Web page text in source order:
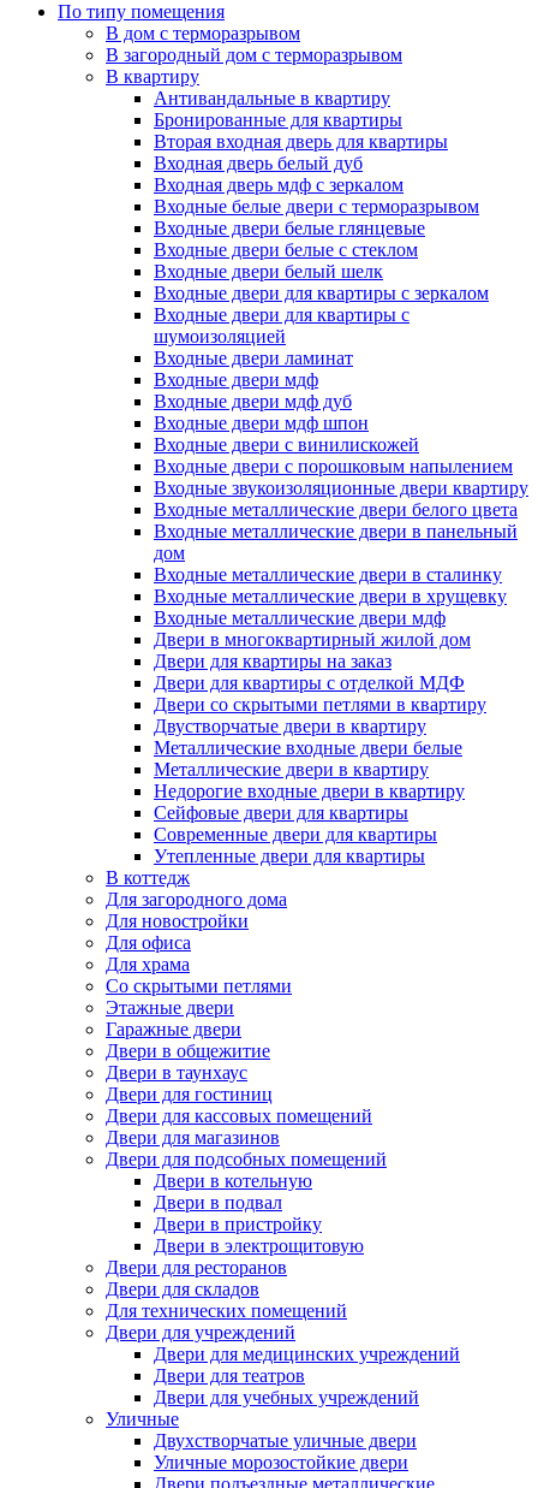
По типу помещения
В дом с терморазрывом
В загородный дом с терморазрывом
В квартиру
Антивандальные в квартиру
Бронированные для квартиры
Вторая входная дверь для квартиры
Входная дверь белый дуб
Входная дверь мдф с зеркалом
Входные белые двери с терморазрывом
Входные двери белые глянцевые
Входные двери белые с стеклом
Входные двери белый шелк
Входные двери для квартиры с зеркалом
Входные двери для квартиры с
шумоизоляцией
Входные двери ламинат
Входные двери мдф
Входные двери мдф дуб
Входные двери мдф шпон
Входные двери с винилискожей
Входные двери с порошковым напылением
Входные звукоизоляционные двери квартиру
Входные металлические двери белого цвета
Входные металлические двери в панельный
дом
Входные металлические двери в сталинку
Входные металлические двери в хрущевку
Входные металлические двери мдф
Двери в многоквартирный жилой дом
Двери для квартиры на заказ
Двери для квартиры с отделкой МДФ
Двери со скрытыми петлями в квартиру
Двустворчатые двери в квартиру
Металлические входные двери белые
Металлические двери в квартиру
Недорогие входные двери в квартиру
Сейфовые двери для квартиры
Современные двери для квартиры
Утепленные двери для квартиры
В коттедж
Для загородного дома
Для новостройки
Для офиса
Для храма
Со скрытыми петлями
Этажные двери
Гаражные двери
Двери в общежитие
Двери в таунхаус
Двери для гостиниц
Двери для кассовых помещений
Двери для магазинов
Двери для подсобных помещений
Двери в котельную
Двери в подвал
Двери в пристройку
Двери в электрощитовую
Двери для ресторанов
Двери для складов
Для технических помещений
Двери для учреждений
Двери для медицинских учреждений
Двери для театров
Двери для учебных учреждений
Уличные
Двухстворчатые уличные двери
Уличные морозостойкие двери
Двери подъездные металлические